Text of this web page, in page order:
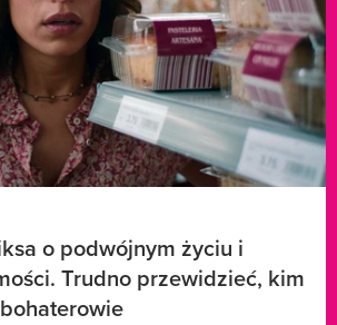
o podwójnym życiu i
Trudno przewidzieć, kim